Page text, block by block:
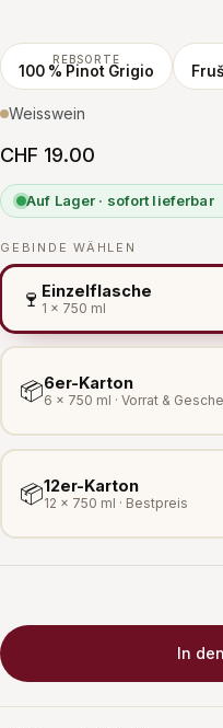
REBSORTE
100 % Pinot Grigio
Weisswein
CHF 19.00
Auf Lager · sofort lieferbar
GEBINDE WÄHLEN
🍷 Einzelflasche
1 × 750 ml
📦6er-Karton
6 × 750 ml · Vorrat &
📦12er-Karton
12 × 750 ml · Bestpreis
In